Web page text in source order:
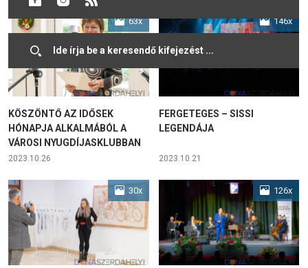
63x
KÖSZÖNTŐ AZ IDŐSEK
HÓNAPJA ALKALMÁBÓL A
VÁROSI NYUGDÍJASKLUBBAN
2023.10.26
146x
FERGETEGES – SISSI
LEGENDÁJA
2023.10.21
30x 126x